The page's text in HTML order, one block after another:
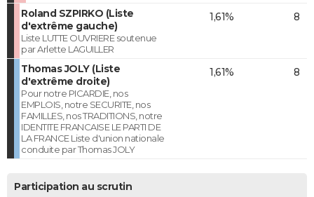
Roland SZPIRKO (Liste
d'extrême gauche)
Liste LUTTE OUVRIERE soutenue
par Arlette LAGUILLER
1,61% 8
Thomas JOLY (Liste
d'extrême droite)
Pour notre PICARDIE, nos
EMPLOIS, notre SECURITE, nos
FAMILLES, nos TRADITIONS, notre
IDENTITE FRANCAISE LE PARTI DE
LA FRANCE Liste d'union nationale
conduite par Thomas JOLY
1,61% 8
Participation au scrutin